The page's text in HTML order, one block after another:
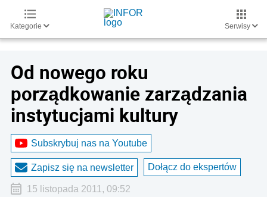
Kategorie Serwisy
Od nowego roku
porządkowanie zarządzania
instytucjami kultury
Subskrybuj nas na Youtube
Zapisz się na newsletter Dołącz do ekspertów
15 listopada 2011, 09:52